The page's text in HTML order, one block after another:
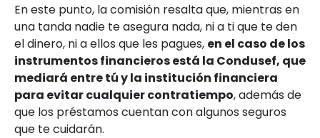
En este punto, la comisión resalta que, mientras en
una tanda nadie te asegura nada, ni a ti que te den
el dinero, ni a ellos que les pagues, en el caso de los
instrumentos financieros está la Condusef, que
mediará entre tú y la institución financiera
para evitar cualquier contratiempo, además de
que los préstamos cuentan con algunos seguros
que te cuidarán.